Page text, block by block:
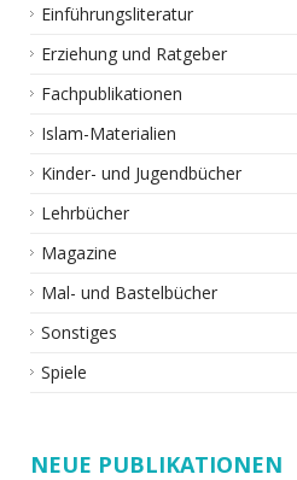
Einführungsliteratur
Erziehung und Ratgeber
Fachpublikationen
Islam-Materialien
Kinder- und Jugendbücher
Lehrbücher
Magazine
Mal- und Bastelbücher
Sonstiges
Spiele
NEUE PUBLIKATIONEN